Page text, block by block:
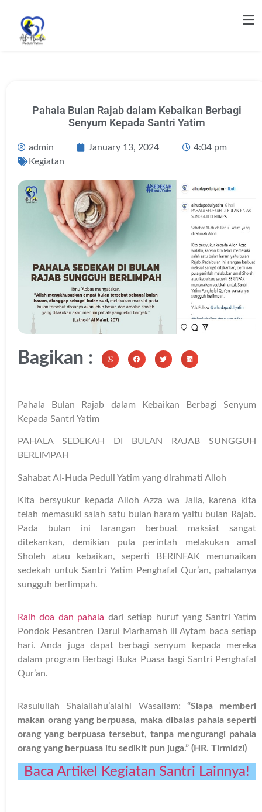
Pahala Bulan Rajab dalam Kebaikan Berbagi
Senyum Kepada Santri Yatim
admin January 13, 2024
4:04 pm
Kegiatan
Bagikan :
Pahala Bulan Rajab dalam Kebaikan Berbagi Senyum
Kepada Santri Yatim
PAHALA SEDEKAH DI BULAN RAJAB SUNGGUH
BERLIMPAH
Sahabat Al-Huda Peduli Yatim yang dirahmati Alloh
Kita bersyukur kepada Alloh Azza wa Jalla, karena kita
telah memasuki salah satu bulan haram yaitu bulan Rajab.
Pada bulan ini larangan berbuat maksiat sangat
ditekankan, demikian pula perintah melakukan amal
Sholeh atau kebaikan, seperti BERINFAK menunaikan
sedekah untuk Santri Yatim Penghafal Qur’an, pahalanya
sungguh berlimpah.
Raih doa dan pahala dari setiap huruf yang Santri Yatim
Pondok Pesantren Darul Marhamah lil Aytam baca setiap
hari. Anda juga dapat berbagi senyum kepada mereka
dalam program Berbagi Buka Puasa bagi Santri Penghafal
Qur’an.
Rasulullah Shalallahu’alaihi Wasallam; “Siapa memberi
makan orang yang berpuasa, maka dibalas pahala seperti
orang yang berpuasa tersebut, tanpa mengurangi pahala
orang yang berpuasa itu sedikit pun juga.” (HR. Tirmidzi)
Baca Artikel Kegiatan Santri Lainnya!